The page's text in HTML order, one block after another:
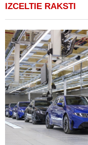
IZCELTIE RAKSTI